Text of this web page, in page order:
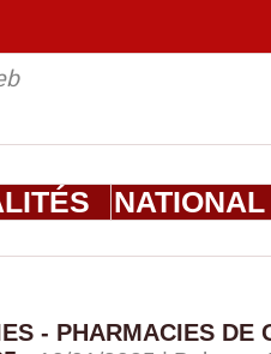
NATIONAL
- PHARMACIES DE